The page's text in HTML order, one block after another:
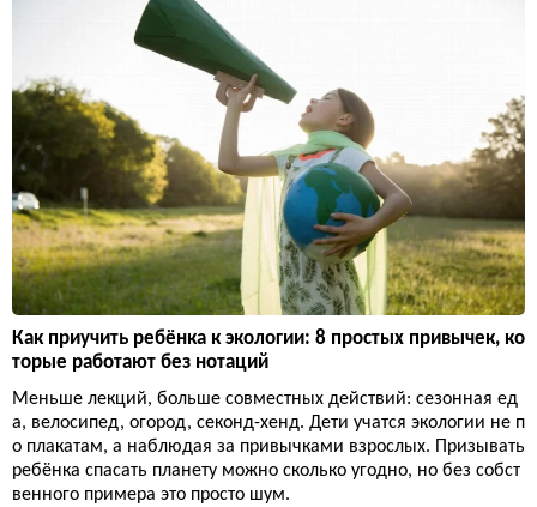
Как приучить ребёнка к экологии: 8 простых привычек, ко
торые работают без нотаций
Меньше лекций, больше совместных действий: сезонная ед
а, велосипед, огород, секонд-хенд. Дети учатся экологии не п
о плакатам, а наблюдая за привычками взрослых. Призывать
ребёнка спасать планету можно сколько угодно, но без собст
венного примера это просто шум.